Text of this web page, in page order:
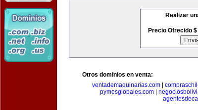
Realizar
Precio Ofrecido $
Otros dominios en venta:
ventademaquinarias.com|
pymesglobales.com|